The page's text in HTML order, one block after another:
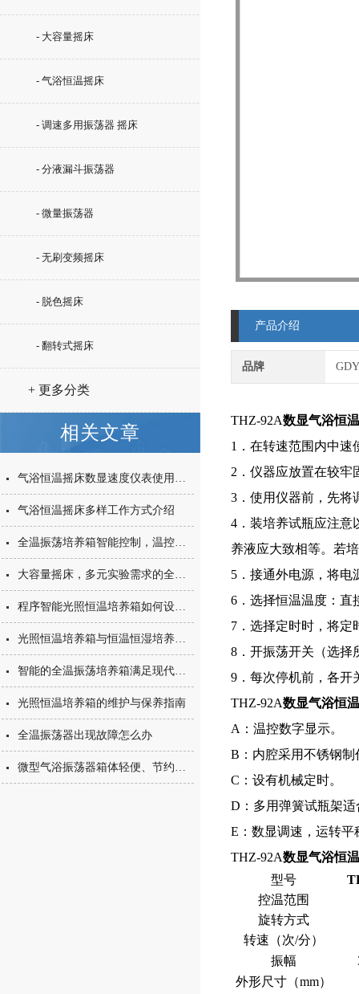
- 大容量摇床
- 气浴恒温摇床
- 调速多用振荡器 摇床
- 分液漏斗振荡器
- 微量振荡器
- 无刷变频摇床
- 脱色摇床
- 翻转式摇床
+ 更多分类
相关文章
气浴恒温摇床数显速度仪表使用方法
气浴恒温摇床多样工作方式介绍
全温振荡培养箱智能控制，温控故障排除简单
大容量摇床，多元实验需求的全方位满足与日常维护指南
程序智能光照恒温培养箱如何设置温度与时间
光照恒温培养箱与恒温恒湿培养箱的简单区分
智能的全温振荡培养箱满足现代实验的多方位需求
光照恒温培养箱的维护与保养指南
全温振荡器出现故障怎么办
微型气浴振荡器箱体轻便、节约空间
产品介绍
品牌
THZ-92A数显气浴恒
1．在转速范围内中速
2．仪器应放置在较牢
3．使用仪器前，先将
4．装培养试瓶应注意
养液应大致相等。若
5．接通外电源，将电
6．选择恒温温度：直
7．选择定时时，将定
8．开振荡开关（选择
9．每次停机前，各开
THZ-92A数显气浴恒
A：温控数字显示。
B：内腔采用不锈钢
C：设有机械定时。
D：多用弹簧试瓶架
E：数显调速，运转
THZ-92A数显气浴恒
型号
控温范围
旋转方式
转速（次/分）
振幅
外形尺寸（mm）